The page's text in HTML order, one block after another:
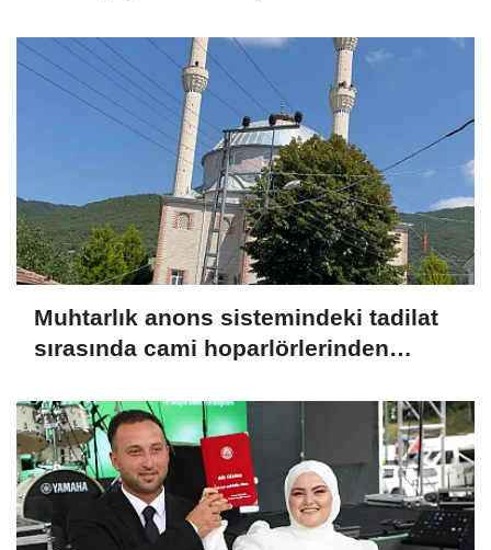
Muhtarlık anons sistemindeki tadilat
sırasında cami hoparlörlerinden